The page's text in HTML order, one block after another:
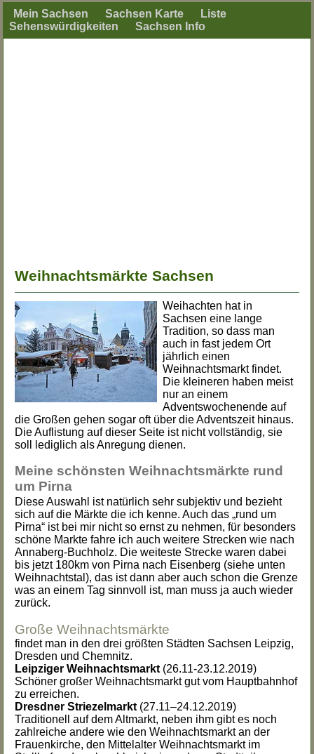
Mein Sachsen Sachsen Karte
Liste
Sehenswürdigkeiten
Sachsen Info
Weihnachtsmärkte Sachsen
Weihachten hat in
Sachsen eine lange
Tradition, so dass man
auch in fast jedem Ort
jährlich einen
Weihnachtsmarkt findet.
Die kleineren haben meist
nur an einem
Adventswochenende auf
die Großen gehen sogar oft über die Adventszeit hinaus.
Die Auflistung auf dieser Seite ist nicht vollständig, sie
soll lediglich als Anregung dienen.
Meine schönsten Weihnachtsmärkte rund
um Pirna
Diese Auswahl ist natürlich sehr subjektiv und bezieht
sich auf die Märkte die ich kenne. Auch das „rund um
Pirna“ ist bei mir nicht so ernst zu nehmen, für besonders
schöne Markte fahre ich auch weitere Strecken wie nach
Annaberg-Buchholz. Die weiteste Strecke waren dabei
bis jetzt 180km von Pirna nach Eisenberg (siehe unten
Weihnachtstal), das ist dann aber auch schon die Grenze
was an einem Tag sinnvoll ist, man muss ja auch wieder
zurück.
Große Weihnachtsmärkte
findet man in den drei größten Städten Sachsen Leipzig,
Dresden und Chemnitz.
Leipziger Weihnachtsmarkt (26.11-23.12.2019)
Schöner großer Weihnachtsmarkt gut vom Hauptbahnhof
zu erreichen.
Dresdner Striezelmarkt (27.11–24.12.2019)
Traditionell auf dem Altmarkt, neben ihm gibt es noch
zahlreiche andere wie den Weihnachtsmarkt an der
Frauenkirche, den Mittelalter Weihnachtsmarkt im